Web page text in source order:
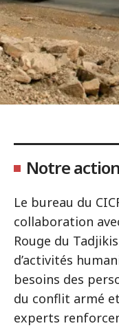
Notre
Le bureau du
collaboration
Rouge du
d’activités
besoins des
du conflit armé
experts